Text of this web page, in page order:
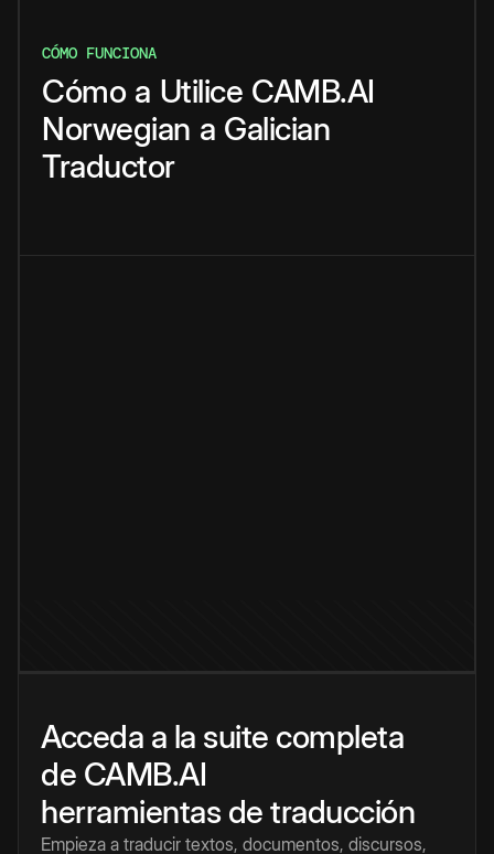
CÓMO FUNCIONA
Cómo a Utilice CAMB.AI
Norwegian a Galician
Traductor
Acceda a la suite completa
de CAMB.AI
herramientas de traducción
Empieza a traducir textos, documentos, discursos,